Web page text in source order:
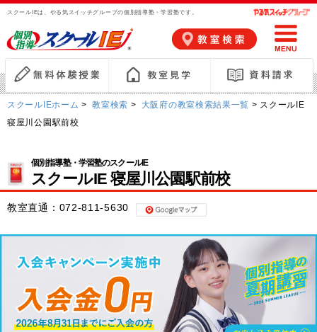
スクールIEは、やる気スイッチグループの個別指導塾・学習塾です。
スクールIEホーム > 教室検索 > 大阪府の教室検索結果一覧 > スクールIE
寝屋川公園駅前校
個別指導塾・学習塾のスクールIE
スクールIE 寝屋川公園駅前校
教室直通： 072-811-5630